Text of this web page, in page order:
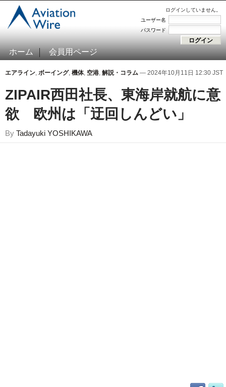
ログインしていません。
ユーザー名
パスワード
ホーム 会員用ページ
エアライン, ボーイング, 機体, 空港, 解説・コラム — 2024年10月11日 12:30 JST
ZIPAIR西田社長、東海岸就航に意
欲 欧州は「迂回しんどい」
By Tadayuki YOSHIKAWA